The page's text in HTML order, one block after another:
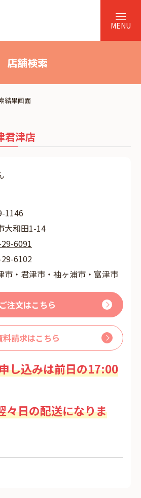
店舗検索
結果画面
君津店
1146
大和田1-14
6091
6102
市・君津市・袖ヶ浦市・富津市
ご注文はこちら
料請求はこちら
し込みは前日の17:00
々日の配送になりま